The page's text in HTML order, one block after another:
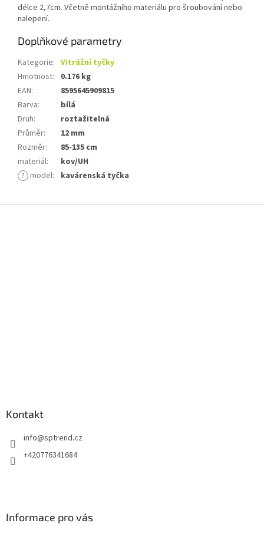
délce 2,7cm. Včetně montážního materiálu pro šroubování nebo
nalepení.
Doplňkové parametry
Kategorie: Vitrážní tyčky
Hmotnost:
0.176 kg
EAN:
8595645909815
Barva:
bílá
Druh:
roztažitelná
Průměr:
12 mm
Rozměr:
85-135 cm
materiál:
kov/UH
? model: kavárenská tyčka
Kontakt
info@sptrend.cz
+420776341684
Informace pro vás